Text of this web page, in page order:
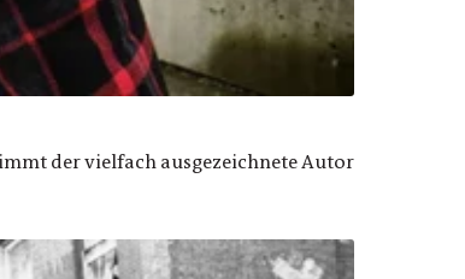
der vielfach ausgezeichnete Autor